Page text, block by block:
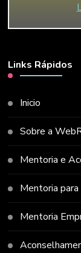
Links Rápidos
Inicio
Sobre a
Mentoria e
Mentoria para
Mentoria